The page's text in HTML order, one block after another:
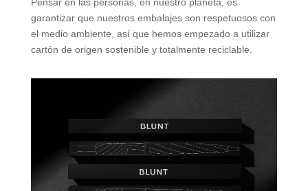
garantizar que nuestros embalajes son respetuosos con
el medio ambiente, así que hemos empezado a utilizar
cartón de origen sostenible y totalmente reciclable.